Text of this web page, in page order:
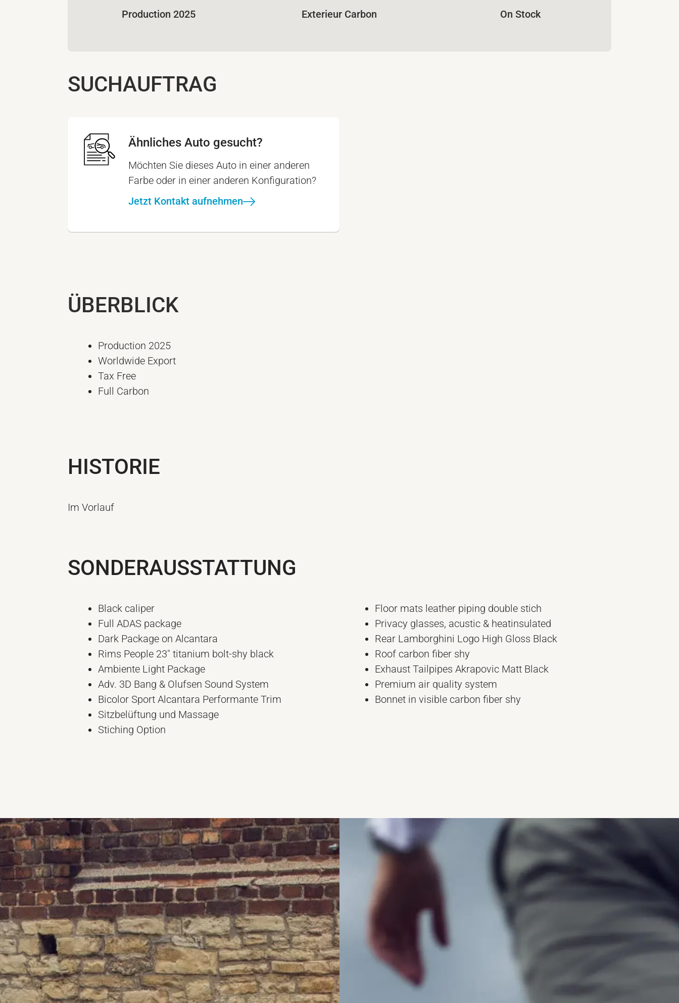
Production 2025 Exterieur Carbon On Stock
SUCHAUFTRAG
Ähnliches Auto gesucht?
Möchten Sie dieses Auto in einer anderen
Farbe oder in einer anderen Konfiguration?
Jetzt Kontakt aufnehmen
ÜBERBLICK
Production 2025
Worldwide Export
Tax Free
Full Carbon
HISTORIE
Im Vorlauf
SONDERAUSSTATTUNG
Black caliper
Full ADAS package
Dark Package on Alcantara
Rims People 23″ titanium bolt-shy black
Ambiente Light Package
Adv. 3D Bang & Olufsen Sound System
Bicolor Sport Alcantara Performante Trim
Sitzbelüftung und Massage
Stiching Option
Floor mats leather piping double stich
Privacy glasses, acustic & heatinsulated
Rear Lamborghini Logo High Gloss Black
Roof carbon fiber shy
Exhaust Tailpipes Akrapovic Matt Black
Premium air quality system
Bonnet in visible carbon fiber shy